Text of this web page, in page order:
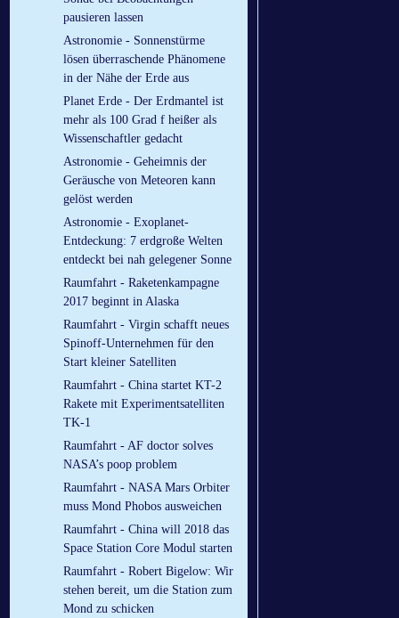
pausieren lassen
Astronomie - Sonnenstürme
lösen überraschende Phänomene
in der Nähe der Erde aus
Planet Erde - Der Erdmantel ist
mehr als 100 Grad f heißer als
Wissenschaftler gedacht
Astronomie - Geheimnis der
Geräusche von Meteoren kann
gelöst werden
Astronomie - Exoplanet-
Entdeckung: 7 erdgroße Welten
entdeckt bei nah gelegener Sonne
Raumfahrt - Raketenkampagne
2017 beginnt in Alaska
Raumfahrt - Virgin schafft neues
Spinoff-Unternehmen für den
Start kleiner Satelliten
Raumfahrt - China startet KT-2
Rakete mit Experimentsatelliten
TK-1
Raumfahrt - AF doctor solves
NASA’s poop problem
Raumfahrt - NASA Mars Orbiter
muss Mond Phobos ausweichen
Raumfahrt - China will 2018 das
Space Station Core Modul starten
Raumfahrt - Robert Bigelow: Wir
stehen bereit, um die Station zum
Mond zu schicken